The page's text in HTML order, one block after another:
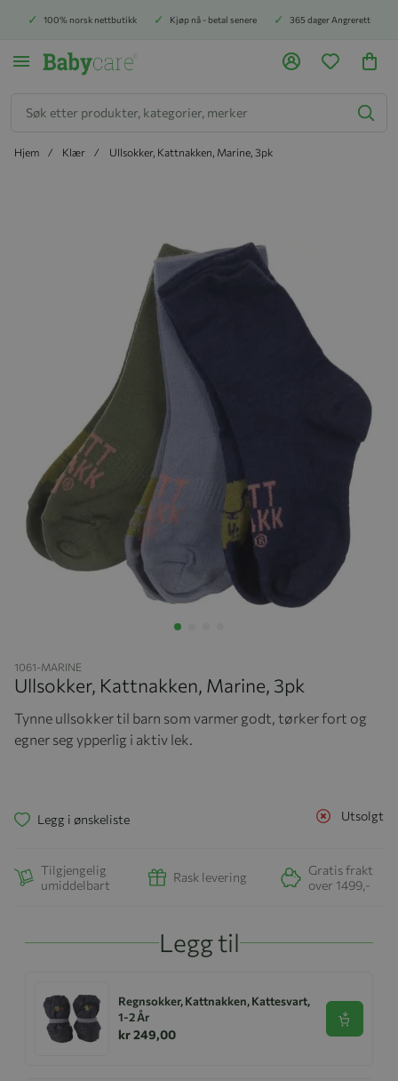
100% norsk nettbutikk Kjøp nå - betal senere 365 dager Angrerett
Hjem Klær Ullsokker, Kattnakken, Marine, 3pk
Hopp til slutten av bildegalleriet
1061-MARINE
Ullsokker, Kattnakken, Marine, 3pk
Tynne ullsokker til barn som varmer godt, tørker fort og
egner seg ypperlig i aktiv lek.
Utsolgt
Legg i ønskeliste
Tilgjengelig
umiddelbart
Rask levering
Gratis frakt
over 1499,-
Legg til
Regnsokker, Kattnakken, Kattesvart,
1-2 År
kr 249,00
Se